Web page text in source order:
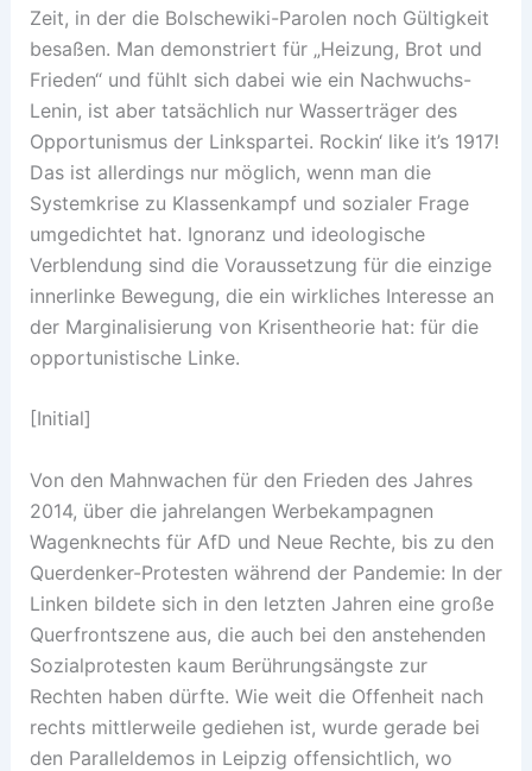
Zeit, in der die Bolschewiki-Parolen noch Gültigkeit
besaßen. Man demonstriert für „Heizung, Brot und
Frieden“ und fühlt sich dabei wie ein Nachwuchs-
Lenin, ist aber tatsächlich nur Wasserträger des
Opportunismus der Linkspartei. Rockin‘ like it’s 1917!
Das ist allerdings nur möglich, wenn man die
Systemkrise zu Klassenkampf und sozialer Frage
umgedichtet hat. Ignoranz und ideologische
Verblendung sind die Voraussetzung für die einzige
innerlinke Bewegung, die ein wirkliches Interesse an
der Marginalisierung von Krisentheorie hat: für die
opportunistische Linke.
[Initial]
Von den Mahnwachen für den Frieden des Jahres
2014, über die jahrelangen Werbekampagnen
Wagenknechts für AfD und Neue Rechte, bis zu den
Querdenker-Protesten während der Pandemie: In der
Linken bildete sich in den letzten Jahren eine große
Querfrontszene aus, die auch bei den anstehenden
Sozialprotesten kaum Berührungsängste zur
Rechten haben dürfte. Wie weit die Offenheit nach
rechts mittlerweile gediehen ist, wurde gerade bei
den Paralleldemos in Leipzig offensichtlich, wo